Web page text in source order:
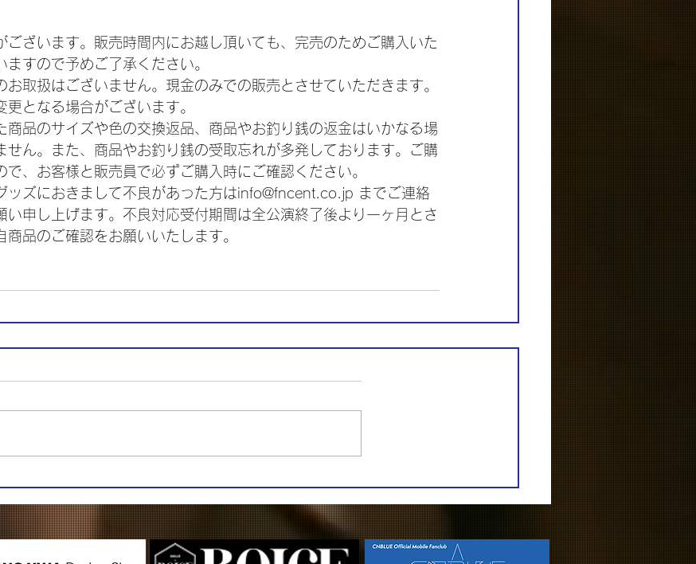
ざいます。販売時間内にお越し頂いても、完売のためご購入いた
すので予めご了承ください。
取扱はございません。現金のみでの販売とさせていただきます。
となる場合がございます。
品のサイズや色の交換返品、商品やお釣り銭の返金はいかなる場
せん。また、商品やお釣り銭の受取忘れが多発しております。ご購
で、お客様と販売員で必ずご購入時にご確認ください。
ズにおきまして不良があった方はinfo@fncent.co.jp までご連絡
い申し上げます。不良対応受付期間は全公演終了後より一ヶ月とさ
品のご確認をお願いいたします。